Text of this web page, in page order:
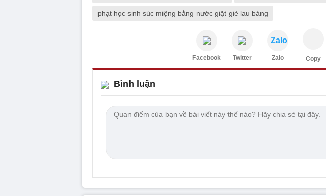
phạt học sinh súc miệng bằng nước giặt giẻ lau bảng
Facebook Twitter
Zalo
Zalo Copy
Bình luận